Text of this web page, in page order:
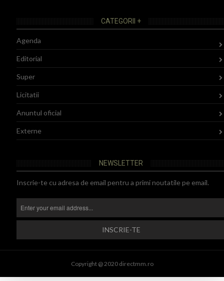
CATEGORII +
Agenda
Editorial
Super
Licitatii
Anuntul oficial
Externe
NEWSLETTER
Inscrie-te cu adresa de email pentru a primi noutatile pe email.
Copyright @ 2020 directmm.ro